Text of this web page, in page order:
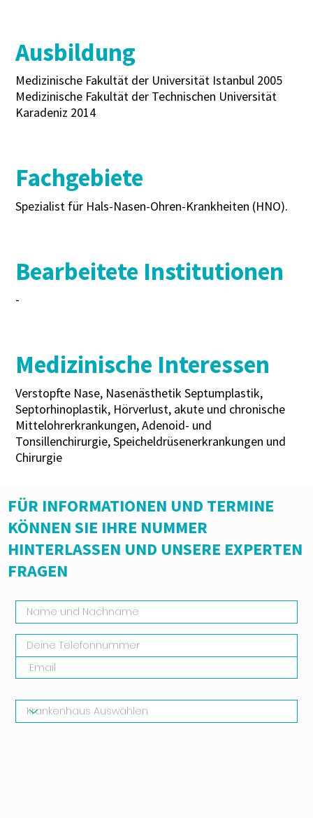
FÜR INFORMATIONEN UND TERMINE
KÖNNEN SIE IHRE NUMMER
HINTERLASSEN UND UNSERE EXPERTEN
FRAGEN
Ausbildung
Medizinische Fakultät der Universität Istanbul 2005
Medizinische Fakultät der Technischen Universität
Karadeniz 2014
Fachgebiete
Spezialist für Hals-Nasen-Ohren-Krankheiten (HNO).
Bearbeitete Institutionen
-
Medizinische Interessen
Verstopfte Nase, Nasenästhetik Septumplastik,
Septorhinoplastik, Hörverlust, akute und chronische
Mittelohrerkrankungen, Adenoid- und
Tonsillenchirurgie, Speicheldrüsenerkrankungen und
Chirurgie